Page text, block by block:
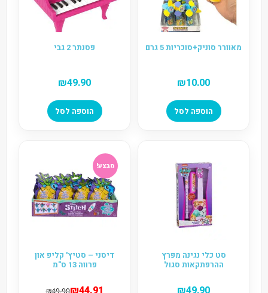
מאוורר סוניק+סוכריות 5 גרם
₪10.00
הוספה לסל
פסנתר 2 גבי
₪49.90
הוספה לסל
סט כלי נגינה מפרץ
ההרפתקאות סגול
מבצע!
דיסני – סטיץ' קליפ און
פרווה 13 ס"מ
₪49.90